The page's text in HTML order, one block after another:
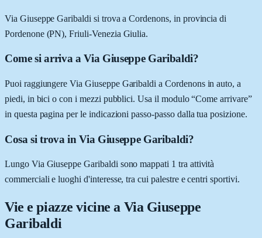
Via Giuseppe Garibaldi si trova a Cordenons, in provincia di
Pordenone (PN), Friuli-Venezia Giulia.
Come si arriva a Via Giuseppe Garibaldi?
Puoi raggiungere Via Giuseppe Garibaldi a Cordenons in auto, a
piedi, in bici o con i mezzi pubblici. Usa il modulo “Come arrivare”
in questa pagina per le indicazioni passo-passo dalla tua posizione.
Cosa si trova in Via Giuseppe Garibaldi?
Lungo Via Giuseppe Garibaldi sono mappati 1 tra attività
commerciali e luoghi d'interesse, tra cui palestre e centri sportivi.
Vie e piazze vicine a Via Giuseppe
Garibaldi